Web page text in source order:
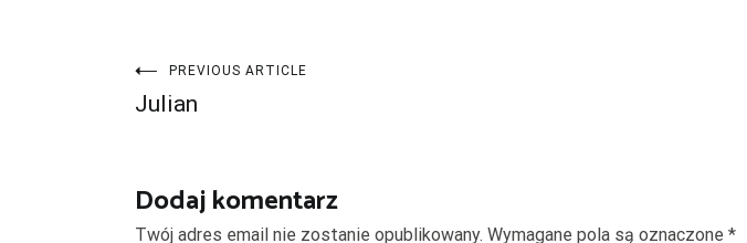
Nawigacja
PREVIOUS ARTICLE
Julian
Dodaj komentarz
Twój adres email nie zostanie opublikowany. Wymagane pola są oznaczone *